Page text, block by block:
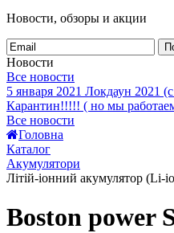
Новости, обзоры и акции
Новости
Все новости
5 января 2021 Локдаун 2021
Карантин!!!!! ( но мы
Все новости
Головна
Каталог
Акумулятори
Літій-іонний акумулятор (Li-
Boston power